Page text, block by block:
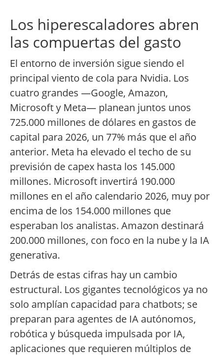
Los hiperescaladores abren
las compuertas del gasto
El entorno de inversión sigue siendo el
principal viento de cola para Nvidia. Los
cuatro grandes —Google, Amazon,
Microsoft y Meta— planean juntos unos
725.000 millones de dólares en gastos de
capital para 2026, un 77% más que el año
anterior. Meta ha elevado el techo de su
previsión de capex hasta los 145.000
millones. Microsoft invertirá 190.000
millones en el año calendario 2026, muy por
encima de los 154.000 millones que
esperaban los analistas. Amazon destinará
200.000 millones, con foco en la nube y la IA
generativa.
Detrás de estas cifras hay un cambio
estructural. Los gigantes tecnológicos ya no
solo amplían capacidad para chatbots; se
preparan para agentes de IA autónomos,
robótica y búsqueda impulsada por IA,
aplicaciones que requieren múltiplos de